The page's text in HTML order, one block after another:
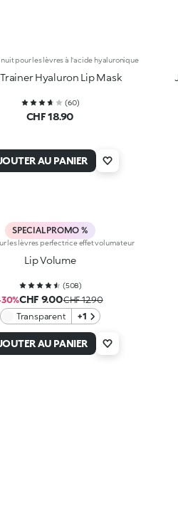
pour les lèvres à l'acide hyaluronique
Hyaluron Lip Mask
(60)
CHF 18.90
AU PANIER
SPECIAL PROMO %
les lèvres perfectrice effet volumateur
Lip Volume
(508)
CHF 9.00CHF 12.90
Transparent
+1
AU PANIER